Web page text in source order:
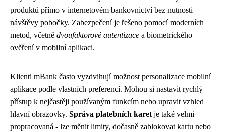
produktů přímo v internetovém bankovnictví bez nutnosti
návštěvy pobočky. Zabezpečení je řešeno pomocí moderních
metod, včetně dvoufaktorové autentizace a biometrického
ověření v mobilní aplikaci.
Klienti mBank často vyzdvihují možnost personalizace mobilní
aplikace podle vlastních preferencí. Mohou si nastavit rychlý
přístup k nejčastěji používaným funkcím nebo upravit vzhled
hlavní obrazovky. Správa platebních karet je také velmi
propracovaná - lze měnit limity, dočasně zablokovat kartu nebo